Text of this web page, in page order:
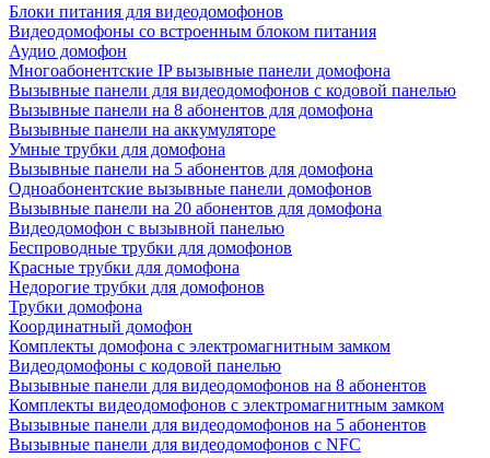
Блоки питания для видеодомофонов
Видеодомофоны со встроенным блоком питания
Аудио домофон
Многоабонентские IP вызывные панели домофона
Вызывные панели для видеодомофонов с кодовой панелью
Вызывные панели на 8 абонентов для домофона
Вызывные панели на аккумуляторе
Умные трубки для домофона
Вызывные панели на 5 абонентов для домофона
Одноабонентские вызывные панели домофонов
Вызывные панели на 20 абонентов для домофона
Видеодомофон с вызывной панелью
Беспроводные трубки для домофонов
Красные трубки для домофона
Недорогие трубки для домофонов
Трубки домофона
Координатный домофон
Комплекты домофона с электромагнитным замком
Видеодомофоны с кодовой панелью
Вызывные панели для видеодомофонов на 8 абонентов
Комплекты видеодомофонов с электромагнитным замком
Вызывные панели для видеодомофонов на 5 абонентов
Вызывные панели для видеодомофонов с NFC